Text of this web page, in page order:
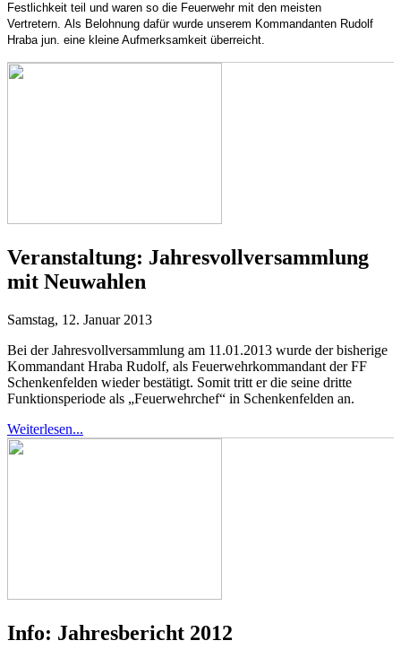
Festlichkeit teil und waren so die Feuerwehr mit den meisten
Vertretern. Als Belohnung dafür wurde unserem Kommandanten Rudolf
Hraba jun. eine kleine Aufmerksamkeit überreicht.
Veranstaltung: Jahresvollversammlung
mit Neuwahlen
Samstag, 12. Januar 2013
Bei der Jahresvollversammlung am 11.01.2013 wurde der bisherige
Kommandant Hraba Rudolf, als Feuerwehrkommandant der FF
Schenkenfelden wieder bestätigt. Somit tritt er die seine dritte
Funktionsperiode als „Feuerwehrchef“ in Schenkenfelden an.
Weiterlesen...
Info: Jahresbericht 2012